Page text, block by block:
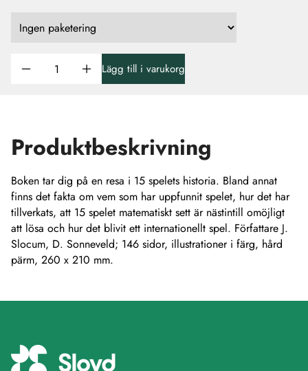
Lägg till i varukorg
Produktbeskrivning
Boken tar dig på en resa i 15 spelets historia. Bland annat
finns det fakta om vem som har uppfunnit spelet, hur det har
tillverkats, att 15 spelet matematiskt sett är nästintill omöjligt
att lösa och hur det blivit ett internationellt spel. Författare J.
Slocum, D. Sonneveld; 146 sidor, illustrationer i färg, hård
pärm, 260 x 210 mm.